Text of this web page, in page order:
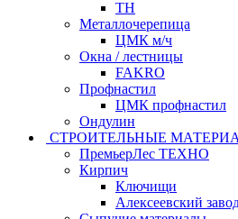
ТН
Металлочерепица
ЦМК м/ч
Окна / лестницы
FAKRO
Профнастил
ЦМК профнастил
Ондулин
СТРОИТЕЛЬНЫЕ
ПремьерЛес ТЕХНО
Кирпич
Ключищи
Алексеевский